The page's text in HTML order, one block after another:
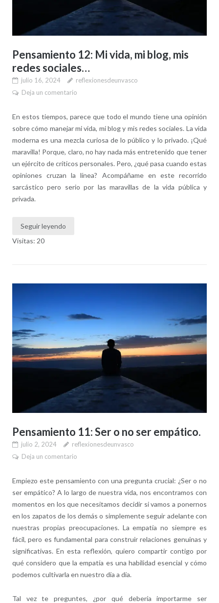
Pensamiento 12: Mi vida, mi blog, mis
redes sociales…
julio 16, 2024
reflexionesdeunvasco
Deja un comentario
En estos tiempos, parece que todo el mundo tiene una opinión
sobre cómo manejar mi vida, mi blog y mis redes sociales. La vida
moderna es una mezcla curiosa de lo público y lo privado. ¡Qué
maravilla! Porque, claro, no hay nada más entretenido que tener
un ejército de críticos personales. Pero, ¿qué pasa cuando estas
opiniones cruzan la línea? Acompáñame en este recorrido
sarcástico pero serio por las maravillas de la vida pública y
privada.
Seguir leyendo
Visitas: 20
Pensamiento 11: Ser o no ser empático.
julio 2, 2024
reflexionesdeunvasco
Deja un comentario
Empiezo este pensamiento con una pregunta crucial: ¿Ser o no
ser empático? A lo largo de nuestra vida, nos encontramos con
momentos en los que necesitamos decidir si vamos a ponernos
en los zapatos de los demás o simplemente seguir adelante con
nuestras propias preocupaciones. La empatía no siempre es
fácil, pero es fundamental para construir relaciones genuinas y
significativas. En esta reflexión, quiero compartir contigo por
qué considero que la empatía es una habilidad esencial y cómo
podemos cultivarla en nuestro día a día.
Tal vez te preguntes, ¿por qué debería importarme ser